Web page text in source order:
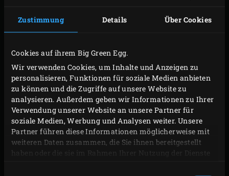
Zustimmung Details Über Cookies
Cookies auf ihrem Big Green Egg.
Wir verwenden Cookies, um Inhalte und Anzeigen zu
personalisieren, Funktionen für soziale Medien anbieten
zu können und die Zugriffe auf unsere Website zu
analysieren. Außerdem geben wir Informationen zu Ihrer
Verwendung unserer Website an unsere Partner für
soziale Medien, Werbung und Analysen weiter. Unsere
Partner führen diese Informationen möglicherweise mit
weiteren Daten zusammen, die Sie ihnen bereitgestellt
haben oder die sie im Rahmen Ihrer Nutzung der Dienste
tatsächlich, was man isst. Rohe Austern sollten auch
nicht mit Zitronensaft beträufelt werden, da so die
spezifischen Geschmackseigenschaften einer rohen
Auster verloren gehen. Bei Bedarf kannst du etwas frisch
gemahlenen Pfeffer darüber streuen oder sie mit einigen
Tropfen eines guten Olivenöls beträufeln.